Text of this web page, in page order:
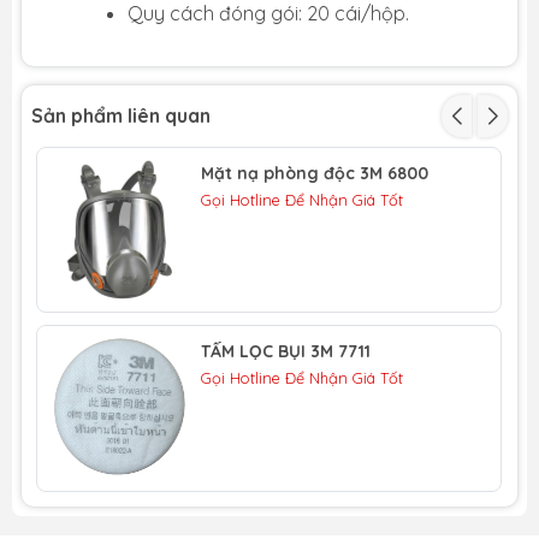
Quy cách đóng gói: 20 cái/hộp.
Sản phẩm liên quan
Mặt nạ phòng độc 3M 6800
Gọi Hotline Để Nhận Giá Tốt
TẤM LỌC BỤI 3M 7711
Gọi Hotline Để Nhận Giá Tốt